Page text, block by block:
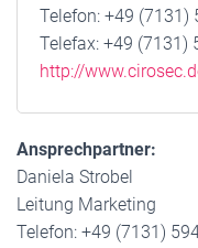
Telefon: +49 (7131)
Telefax: +49 (7131)
http://
Ansprechpartner:
Daniela Strobel
Leitung Marketing
Telefon: +49 (7131)